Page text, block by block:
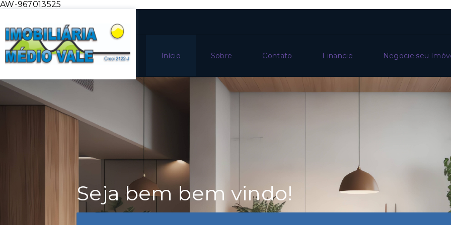
AW-967013525
Início Sobre Contato Financie Negocie seu
Seja bem bem vindo!